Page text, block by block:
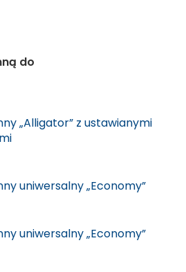
do
„Alligator” z ustawianymi
uniwersalny „Economy”
uniwersalny „Economy”